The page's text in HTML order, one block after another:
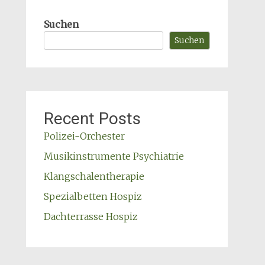
Suchen
Suchen
Recent Posts
Polizei-Orchester
Musikinstrumente Psychiatrie
Klangschalentherapie
Spezialbetten Hospiz
Dachterrasse Hospiz